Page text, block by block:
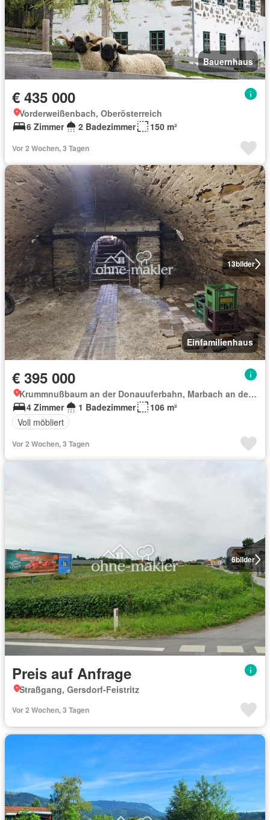
Bauernhaus
€ 435 000
Vorderweißenbach, Oberösterreich
6 Zimmer
2 Badezimmer 150 m²
Vor 2 Wochen, 3 Tagen
13bilder
Einfamilienhaus
€ 395 000
Krummnußbaum an der Donauuferbahn, Marbach an der Donau
4 Zimmer
1 Badezimmer
106 m²
Voll möbliert
Vor 2 Wochen, 3 Tagen
6bilder
Preis auf Anfrage
Straßgang, Gersdorf-Feistritz
Vor 2 Wochen, 3 Tagen